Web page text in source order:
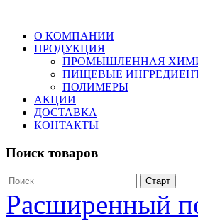
О КОМПАНИИ
ПРОДУКЦИЯ
ПРОМЫШЛЕННАЯ
ПИЩЕВЫЕ
ПОЛИМЕРЫ
АКЦИИ
ДОСТАВКА
КОНТАКТЫ
Поиск товаров
Расширенный